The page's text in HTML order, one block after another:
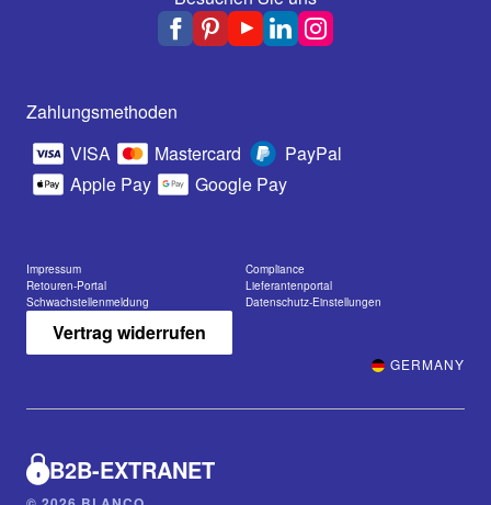
Zahlungsmethoden
VISA
Mastercard
PayPal
Apple Pay
Google Pay
Impressum
Compliance
Retouren-Portal
Lieferantenportal
Schwachstellenmeldung
Datenschutz-Einstellungen
Vertrag widerrufen
GERMANY
B2B-EXTRANET